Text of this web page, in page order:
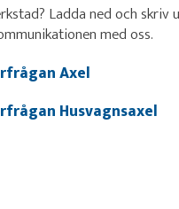
Ladda ned och
med oss.
Axel
Husvagnsaxel